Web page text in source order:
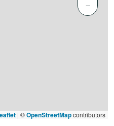
−
| ©OpenStreetMapcontributors